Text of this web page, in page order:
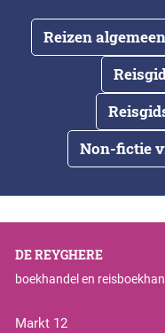
Reizen algemeen
Non-fictie
DE REYGHERE
boekhandel en
Markt 12